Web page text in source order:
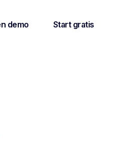
demo Start gratis